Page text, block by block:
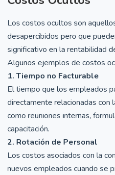
Los costos ocultos son
desapercibidos pero que
significativo en la rentabilidad
Algunos ejemplos de costos
1. Tiempo no Facturable
El tiempo que los empleados
directamente relacionadas con
como reuniones internas,
capacitación.
2. Rotación de Personal
Los costos asociados con la
nuevos empleados cuando se